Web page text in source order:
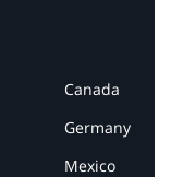
Canada
Germany
Mexico